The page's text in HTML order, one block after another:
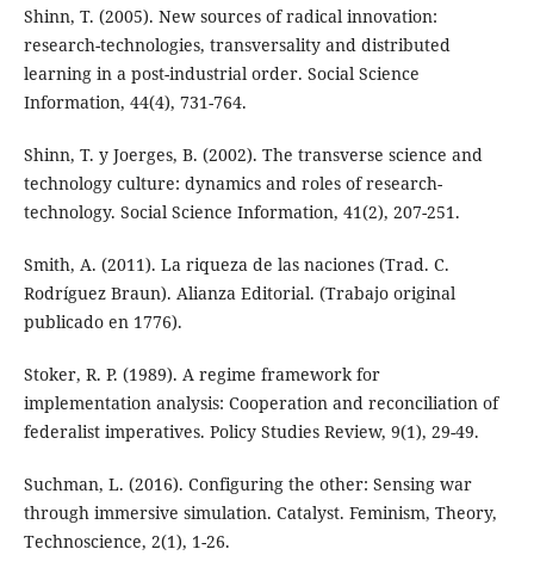
Shinn, T. (2005). New sources of radical innovation:
research-technologies, transversality and distributed
learning in a post-industrial order. Social Science
Information, 44(4), 731-764.
Shinn, T. y Joerges, B. (2002). The transverse science and
technology culture: dynamics and roles of research-
technology. Social Science Information, 41(2), 207-251.
Smith, A. (2011). La riqueza de las naciones (Trad. C.
Rodríguez Braun). Alianza Editorial. (Trabajo original
publicado en 1776).
Stoker, R. P. (1989). A regime framework for
implementation analysis: Cooperation and reconciliation of
federalist imperatives. Policy Studies Review, 9(1), 29-49.
Suchman, L. (2016). Configuring the other: Sensing war
through immersive simulation. Catalyst. Feminism, Theory,
Technoscience, 2(1), 1-26.